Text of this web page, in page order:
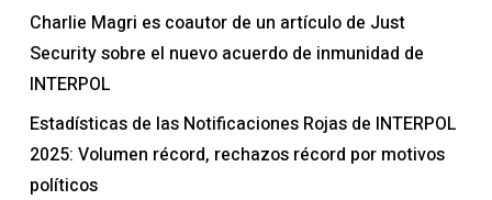
Charlie Magri es coautor de un artículo de Just
Security sobre el nuevo acuerdo de inmunidad de
INTERPOL
Estadísticas de las Notificaciones Rojas de INTERPOL
2025: Volumen récord, rechazos récord por motivos
políticos